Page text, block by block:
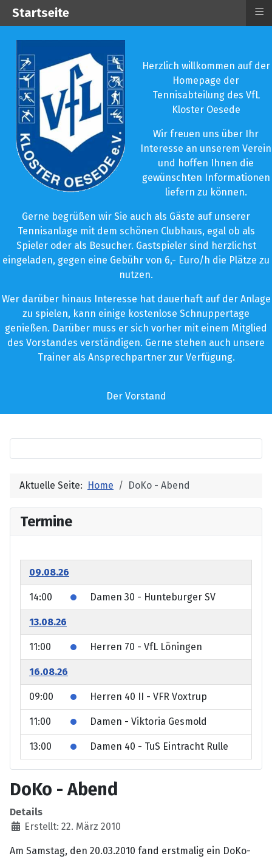
Herzlich willkommen auf der
Homepage der
Tennisabteilung des VfL
Kloster Oesede
Wir freuen uns über Ihr
Interesse an unserem Verein
und hoffen Ihnen die
gewünschten Informationen
liefern zu können.
Gerne begrüßen wir Sie auch als Gäste auf unserer
Tennisanlage mit dem schönen Clubhaus, egal ob als
Spieler oder als Besucher. Gastspieler sind herzlichst
eingeladen, gegen eine Gebühr von 6,- Euro/h die Plätze zu
nutzen.
Wer darüber hinaus Interesse hat dauerhaft auf der Anlage
zu spielen, kann einige kostenlose Schnuppertage
genießen. Darüber muss er sich vorher mit einem Mitglied
des Vorstandes verständigen. Gerne stehen auch unsere
Trainer als Ansprechpartner zur Verfügung.
Der Vorstand
Aktuelle Seite: Home DoKo - Abend
Termine
09.08.26
14:00 Damen 30 - Hunteburger SV
13.08.26
11:00 Herren 70 - VfL Löningen
16.08.26
09:00 Herren 40 II - VFR Voxtrup
11:00 Damen - Viktoria Gesmold
13:00 Damen 40 - TuS Eintracht Rulle
DoKo - Abend
Details
Erstellt: 22. März 2010
Am Samstag, den 20.03.2010 fand erstmalig ein DoKo-
Startseite ≡